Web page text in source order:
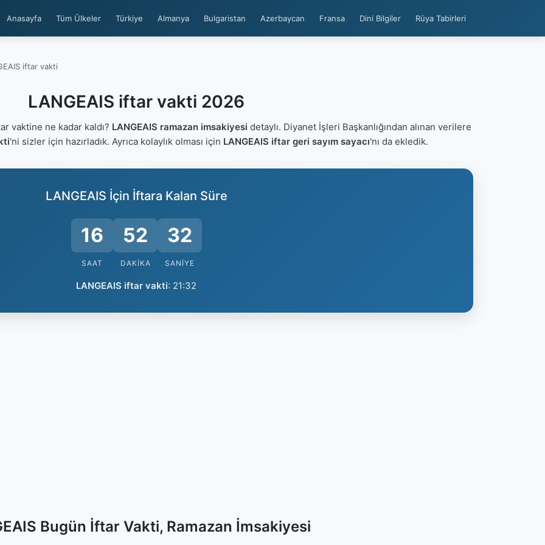
Anasayfa Tüm Ülkeler Türkiye Almanya Bulgaristan Azerbaycan Fransa Dini Bilgiler Rüya Tabirleri
iftar vakti
LANGEAIS iftar vakti 2026
vaktine ne kadar kaldı? LANGEAIS ramazan imsakiyesi detaylı. Diyanet İşleri Başkanlığından alınan verilere
'ni sizler için hazırladık. Ayrıca kolaylık olması için LANGEAIS iftar geri sayım sayacı'nı da ekledik.
LANGEAIS İçin İftara Kalan Süre
16
SAAT
52
DAKIKA
32
SANIYE
LANGEAIS iftar vakti: 21:32
Bugün İftar Vakti, Ramazan İmsakiyesi